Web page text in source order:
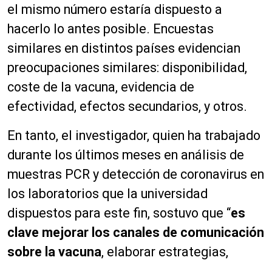
el mismo número estaría dispuesto a
hacerlo lo antes posible. Encuestas
similares en distintos países evidencian
preocupaciones similares: disponibilidad,
coste de la vacuna, evidencia de
efectividad, efectos secundarios, y otros.
En tanto, el investigador, quien ha trabajado
durante los últimos meses en análisis de
muestras PCR y detección de coronavirus en
los laboratorios que la universidad
dispuestos para este fin, sostuvo que “es
clave mejorar los canales de comunicación
sobre la vacuna, elaborar estrategias,